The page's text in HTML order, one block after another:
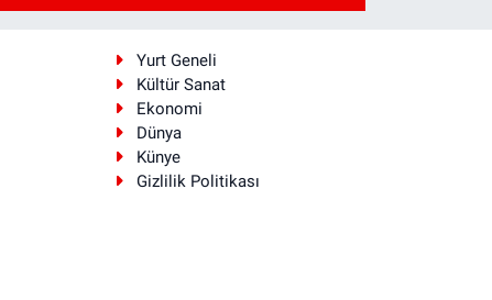
Yurt Geneli
Kültür Sanat
Ekonomi
Dünya
Künye
Gizlilik Politikası